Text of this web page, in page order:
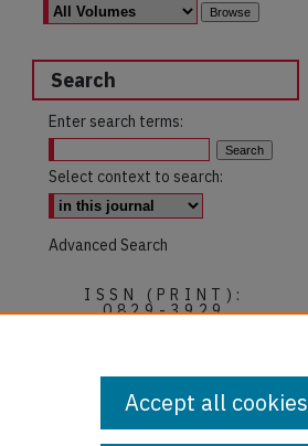
Search
Enter search terms:
Select context to search:
Advanced Search
ISSN (PRINT):
0829-3929
Accept all cookies